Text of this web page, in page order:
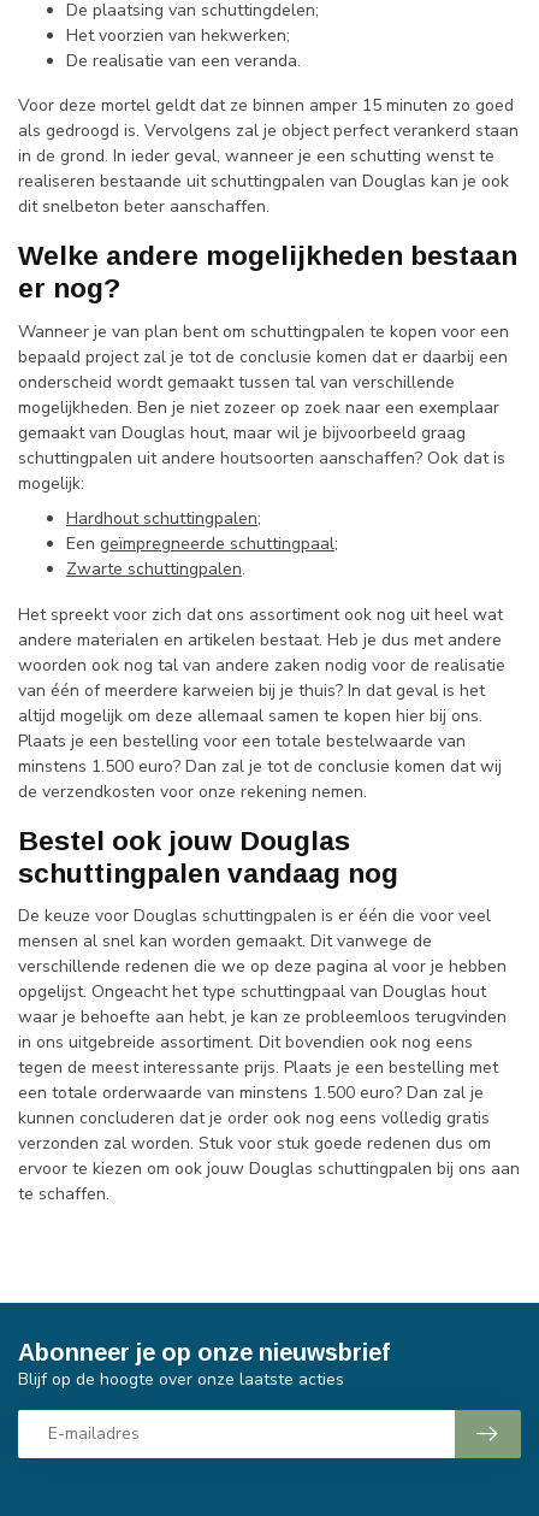
De plaatsing van schuttingdelen;
Het voorzien van hekwerken;
De realisatie van een veranda.
Voor deze mortel geldt dat ze binnen amper 15 minuten zo goed
als gedroogd is. Vervolgens zal je object perfect verankerd staan
in de grond. In ieder geval, wanneer je een schutting wenst te
realiseren bestaande uit schuttingpalen van Douglas kan je ook
dit snelbeton beter aanschaffen.
Welke andere mogelijkheden bestaan
er nog?
Wanneer je van plan bent om schuttingpalen te kopen voor een
bepaald project zal je tot de conclusie komen dat er daarbij een
onderscheid wordt gemaakt tussen tal van verschillende
mogelijkheden. Ben je niet zozeer op zoek naar een exemplaar
gemaakt van Douglas hout, maar wil je bijvoorbeeld graag
schuttingpalen uit andere houtsoorten aanschaffen? Ook dat is
mogelijk:
Hardhout schuttingpalen;
Een geïmpregneerde schuttingpaal;
Zwarte schuttingpalen.
Het spreekt voor zich dat ons assortiment ook nog uit heel wat
andere materialen en artikelen bestaat. Heb je dus met andere
woorden ook nog tal van andere zaken nodig voor de realisatie
van één of meerdere karweien bij je thuis? In dat geval is het
altijd mogelijk om deze allemaal samen te kopen hier bij ons.
Plaats je een bestelling voor een totale bestelwaarde van
minstens 1.500 euro? Dan zal je tot de conclusie komen dat wij
de verzendkosten voor onze rekening nemen.
Bestel ook jouw Douglas
schuttingpalen vandaag nog
De keuze voor Douglas schuttingpalen is er één die voor veel
mensen al snel kan worden gemaakt. Dit vanwege de
verschillende redenen die we op deze pagina al voor je hebben
opgelijst. Ongeacht het type schuttingpaal van Douglas hout
waar je behoefte aan hebt, je kan ze probleemloos terugvinden
in ons uitgebreide assortiment. Dit bovendien ook nog eens
tegen de meest interessante prijs. Plaats je een bestelling met
een totale orderwaarde van minstens 1.500 euro? Dan zal je
kunnen concluderen dat je order ook nog eens volledig gratis
verzonden zal worden. Stuk voor stuk goede redenen dus om
ervoor te kiezen om ook jouw Douglas schuttingpalen bij ons aan
te schaffen.
Abonneer je op onze nieuwsbrief
Blijf op de hoogte over onze laatste acties